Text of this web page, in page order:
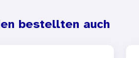
bestellten auch